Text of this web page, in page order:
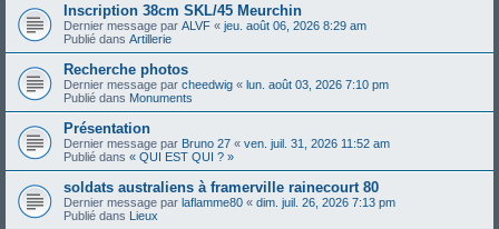
Inscription 38cm SKL/45 Meurchin
Dernier message par ALVF « jeu. août 06, 2026 8:29 am
Publié dans Artillerie
Recherche photos
Dernier message par cheedwig « lun. août 03, 2026 7:10 pm
Publié dans Monuments
Présentation
Dernier message par Bruno 27 « ven. juil. 31, 2026 11:52 am
Publié dans « QUI EST QUI ? »
soldats australiens à framerville rainecourt 80
Dernier message par laflamme80 « dim. juil. 26, 2026 7:13 pm
Publié dans Lieux